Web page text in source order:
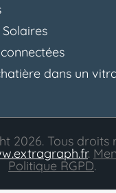
dans un
2026. Tous droits
.
Politique RGPD.